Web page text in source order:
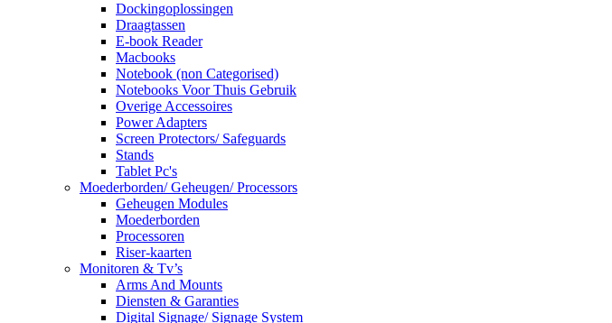
Dockingoplossingen
Draagtassen
E-book Reader
Macbooks
Notebook (non Categorised)
Notebooks Voor Thuis Gebruik
Overige Accessoires
Power Adapters
Screen Protectors/ Safeguards
Stands
Tablet Pc's
Moederborden/ Geheugen/ Processors
Geheugen Modules
Moederborden
Processoren
Riser-kaarten
Monitoren & Tv’s
Arms And Mounts
Diensten & Garanties
Digital Signage/ Signage System